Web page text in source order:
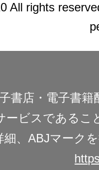
All rights
書店・電子書
ービスであるこ
細、ABJマーク